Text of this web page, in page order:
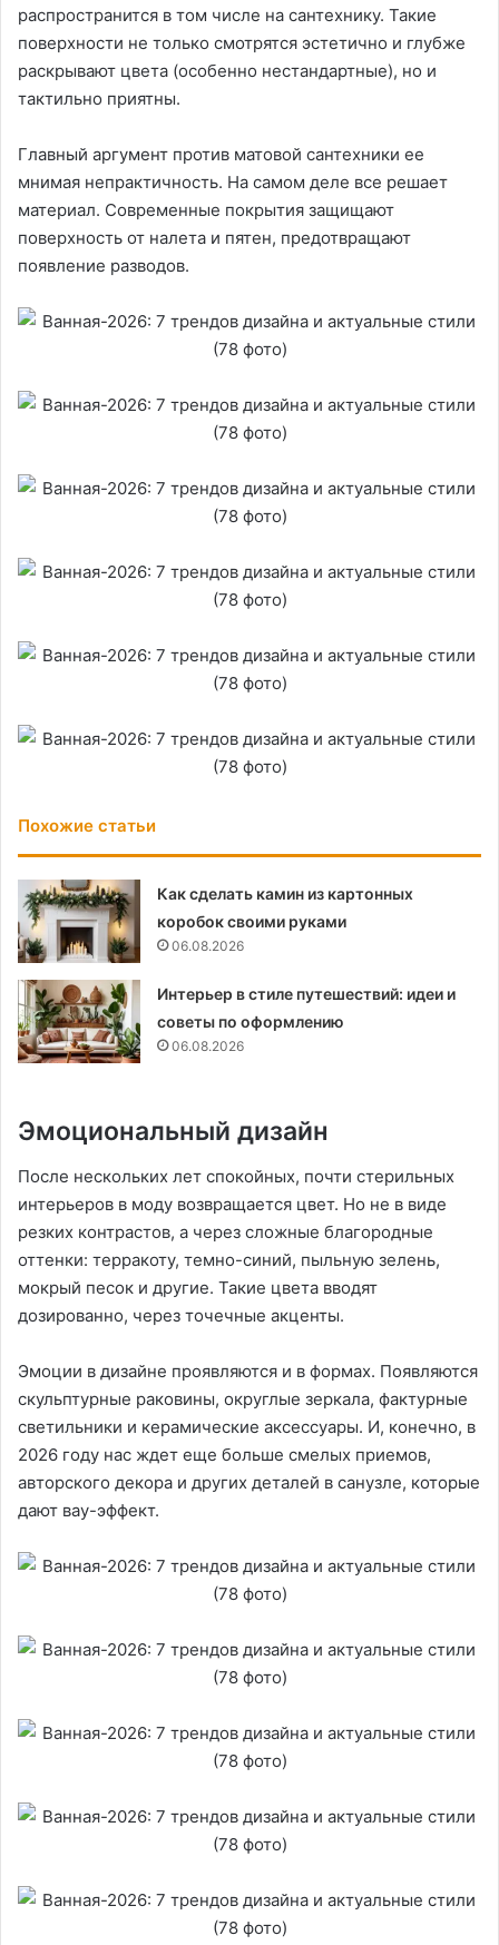
распространится в том числе на сантехнику. Такие
поверхности не только смотрятся эстетично и глубже
раскрывают цвета (особенно нестандартные), но и
тактильно приятны.
Главный аргумент против матовой сантехники ее
мнимая непрактичность. На самом деле все решает
материал. Современные покрытия защищают
поверхность от налета и пятен, предотвращают
появление разводов.
Похожие статьи
Как сделать камин из картонных
коробок своими руками
06.08.2026
Интерьер в стиле путешествий: идеи и
советы по оформлению
06.08.2026
Эмоциональный дизайн
После нескольких лет спокойных, почти стерильных
интерьеров в моду возвращается цвет. Но не в виде
резких контрастов, а через сложные благородные
оттенки: терракоту, темно-синий, пыльную зелень,
мокрый песок и другие. Такие цвета вводят
дозированно, через точечные акценты.
Эмоции в дизайне проявляются и в формах. Появляются
скульптурные раковины, округлые зеркала, фактурные
светильники и керамические аксессуары. И, конечно, в
2026 году нас ждет еще больше смелых приемов,
авторского декора и других деталей в санузле, которые
дают вау-эффект.